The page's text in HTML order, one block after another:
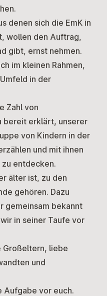
denen sich die EmK in
wollen den Auftrag,
gibt, ernst nehmen.
im kleinen Rahmen,
in der
Zahl von
bereit erklärt, unserer
von Kindern in der
und mit ihnen
zu entdecken.
älter ist, zu den
gehören. Dazu
gemeinsam bekannt
in seiner Taufe vor
Großeltern, liebe
und
Aufgabe vor euch.